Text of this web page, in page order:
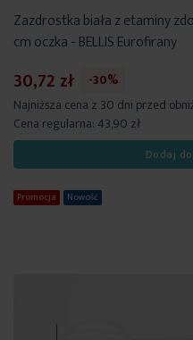
Zazdrostka biała z etaminy
cm oczka - BELLIS Eurofirany
30,72 zł
-30%
Najniższa cena z 30 dni przed
Cena regularna:43,90 zł
Dodaj
Promocja Nowość